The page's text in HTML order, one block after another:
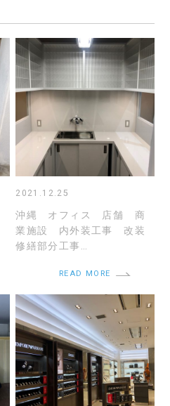
2021.12.25
沖縄 オフィス 店舗 商
業施設 内外装工事 改装
修繕部分工事…
READ MORE